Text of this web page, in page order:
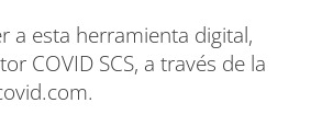
a esta herramienta digital,
COVID SCS, a través de la